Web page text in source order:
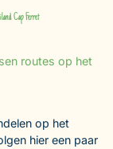
Cap Ferret
routes op het
op het
hier een paar